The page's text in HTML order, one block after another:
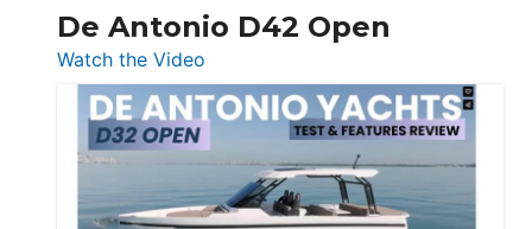
De Antonio D42 Open
Watch the Video
De
Antonio
D42
Open